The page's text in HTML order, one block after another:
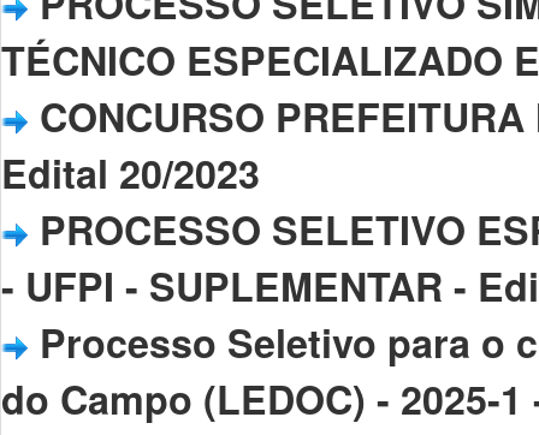
TÉCNICO ESPECIALIZADO
CONCURSO
Edital 20/2023
PROCESSO SELETIVO
- UFPI - SUPLEMENTAR -
Processo Seletivo para o
do Campo (LEDOC) - 2025-